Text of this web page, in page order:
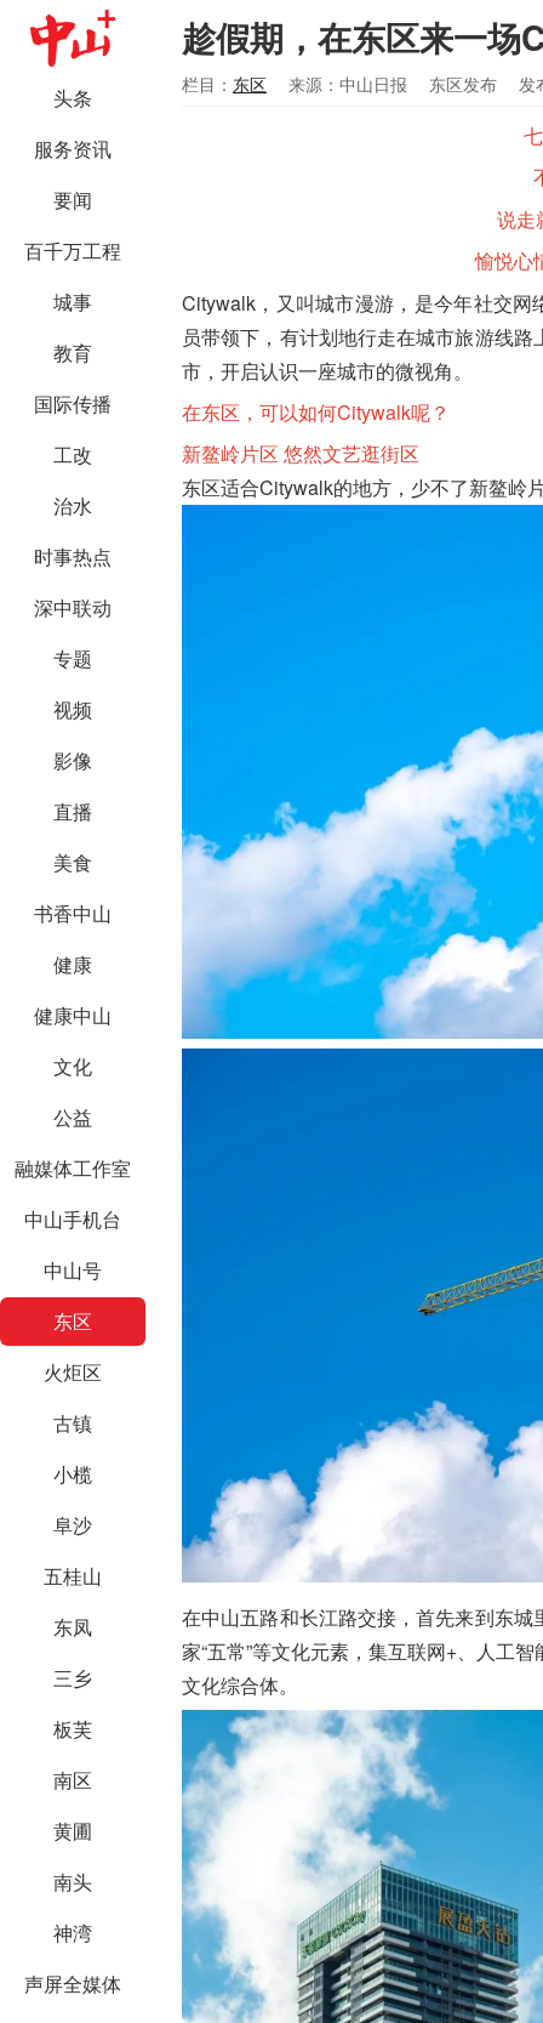
头条
服务资讯
要闻
百千万工程
城事
教育
国际传播
工改
治水
时事热点
深中联动
专题
视频
影像
直播
美食
书香中山
健康
健康中山
文化
公益
融媒体工作室
中山手机台
中山号
东区
火炬区
古镇
小榄
阜沙
五桂山
东凤
三乡
板芙
南区
黄圃
南头
神湾
声屏全媒体
趁假期，在东区来一
栏目： 东区 来源：中山日报 东区发布 发
说走
愉悦心
Citywalk，又叫城市漫游，是今年社交
员带领下，有计划地行走在城市旅游线
市，开启认识一座城市的微视角。
在东区，可以如何Citywalk呢？
新鳌岭片区 悠然文艺逛街区
东区适合Citywalk的地方，少不了新鳌岭
在中山五路和长江路交接，首先来到东
家“五常”等文化元素，集互联网+、人工
文化综合体。